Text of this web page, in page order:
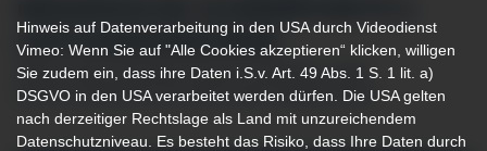
LEISTUNGSSPEKTRUM
DER KLINIK FÜR ANÄSTHESIE, INTENSIV- UND
NOTFALLMEDIZIN AN DER KLINIK IMMENSTADT
Hinweis auf Datenverarbeitung in den USA durch Videodienst
Vimeo: Wenn Sie auf "Alle Cookies akzeptieren“ klicken, willigen
Sie zudem ein, dass ihre Daten i.S.v. Art. 49 Abs. 1 S. 1 lit. a)
DSGVO in den USA verarbeitet werden dürfen. Die USA gelten
nach derzeitiger Rechtslage als Land mit unzureichendem
Datenschutzniveau. Es besteht das Risiko, dass Ihre Daten durch